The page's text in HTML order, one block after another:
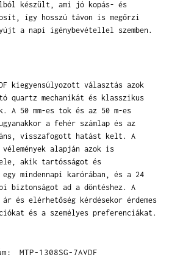
készült, ami jó kopás- és
így hosszú távon is megőrzi
a napi igénybevétellel szemben.
kiegyensúlyozott választás azok
quartz mechanikát és klasszikus
A 50 mm-es tok és az 50 m-es
a fehér számlap és az
visszafogott hatást kelt. A
vélemények alapján azok is
akik tartósságot és
egy mindennapi karórában, és a 24
biztonságot ad a döntéshez. A
ár és elérhetőség kérdésekor érdemes
és a személyes preferenciákat.
MTP-1308SG-7AVDF